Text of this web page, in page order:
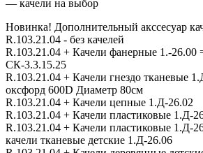
— качели на выбор
Новинка! Дополнительный акссесуар
R.103.21.04 - без качелей
R.103.21.04 + Качели фанерные 1.-26.00
СК-3.3.15.25
R.103.21.04 + Качели гнездо тканевые
оксфорд 600D Диаметр 80см
R.103.21.04 + Качели цепные 1.Д-26.02
R.103.21.04 + Качели пластиковые 1.Д-
R.103.21.04 + Качели пластиковые 1.Д-
качели тканевые детские 1.Д-26.06